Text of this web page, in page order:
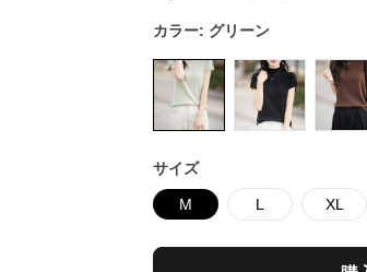
カラー: グリーン
サイズ
M L XL